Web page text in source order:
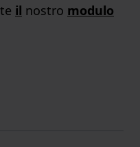
il nostro modulo